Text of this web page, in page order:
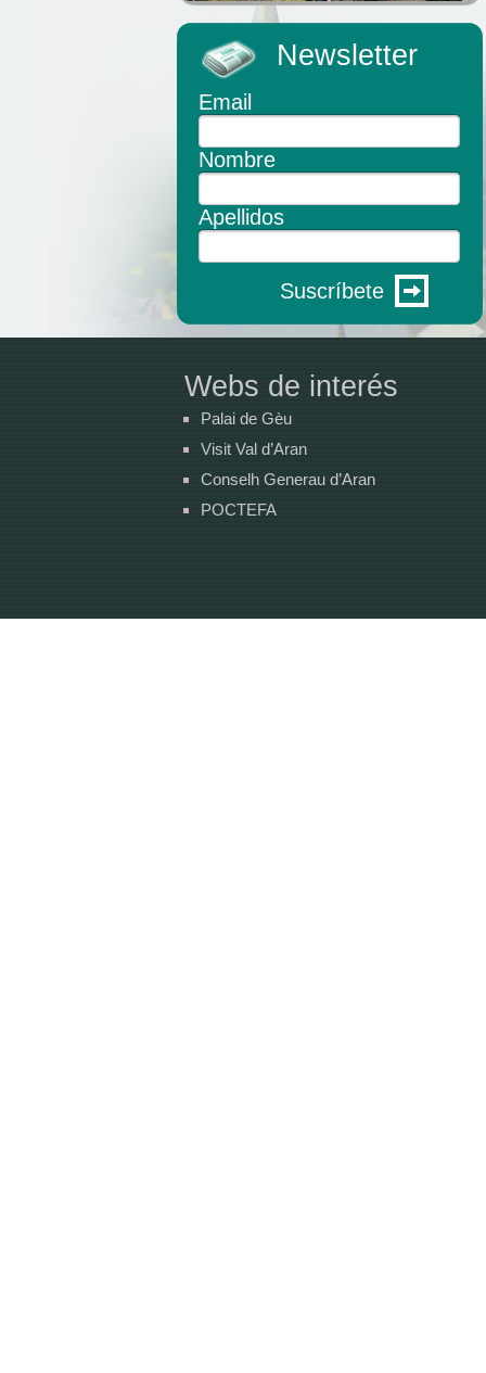
Newsletter
Email
Nombre
Apellidos
Suscríbete
Webs de interés
Palai de Gèu
Visit Val d’Aran
Conselh Generau d’Aran
POCTEFA